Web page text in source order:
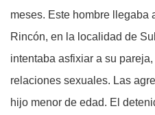
meses. Este hombre llegaba
Rincón, en la localidad de
intentaba asfixiar a su
relaciones sexuales. Las
hijo menor de edad. El